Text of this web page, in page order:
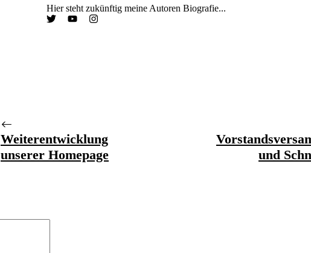
Hier steht zukünftig meine Autoren Biografie...
Weiterentwicklung
unserer Homepage
und